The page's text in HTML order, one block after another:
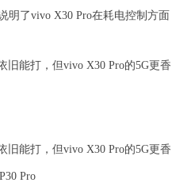
明了vivo X30 Pro在耗电控制方面
Pro